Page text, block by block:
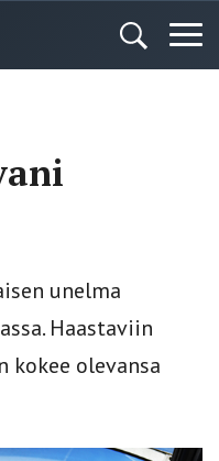
unelma
Haastaviin
olevansa